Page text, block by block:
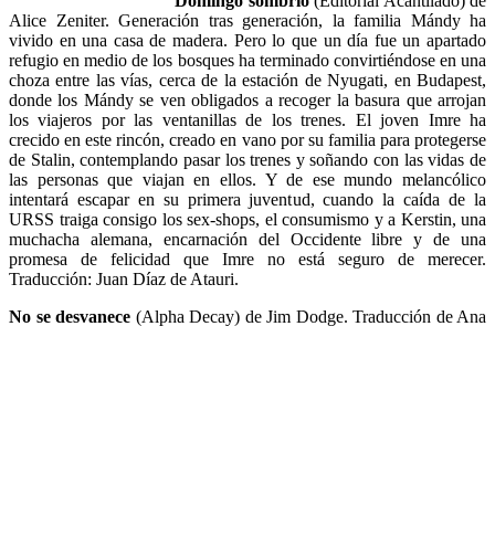
Alice Zeniter. Generación tras generación, la familia Mándy ha
vivido en una casa de madera. Pero lo que un día fue un apartado
refugio en medio de los bosques ha terminado convirtiéndose en una
choza entre las vías, cerca de la estación de Nyugati, en Budapest,
donde los Mándy se ven obligados a recoger la basura que arrojan
los viajeros por las ventanillas de los trenes. El joven Imre ha
crecido en este rincón, creado en vano por su familia para protegerse
de Stalin, contemplando pasar los trenes y soñando con las vidas de
las personas que viajan en ellos. Y de ese mundo melancólico
intentará escapar en su primera juventud, cuando la caída de la
URSS traiga consigo los sex-shops, el consumismo y a Kerstin, una
muchacha alemana, encarnación del Occidente libre y de una
promesa de felicidad que Imre no está seguro de merecer.
Traducción: Juan Díaz de Atauri.
No se desvanece (Alpha Decay) de Jim Dodge. Traducción de Ana